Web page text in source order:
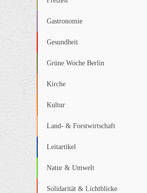
Gastronomie
Gesundheit
Grüne Woche Berlin
Kirche
Kultur
Land- & Forstwirtschaft
Leitartikel
Natur & Umwelt
Solidarität & Lichtblicke